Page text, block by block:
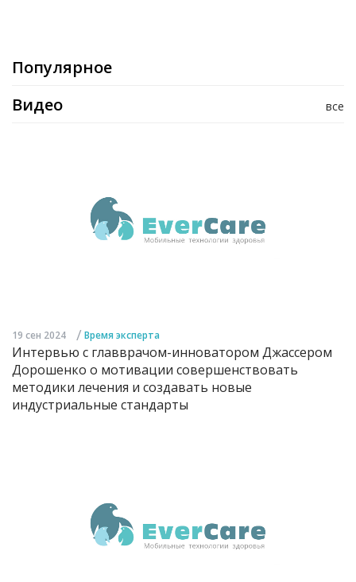
Популярное
все
Видео
19 сен 2024 / Время эксперта
Интервью с главврачом-инноватором Джассером
Дорошенко о мотивации совершенствовать
методики лечения и создавать новые
индустриальные стандарты